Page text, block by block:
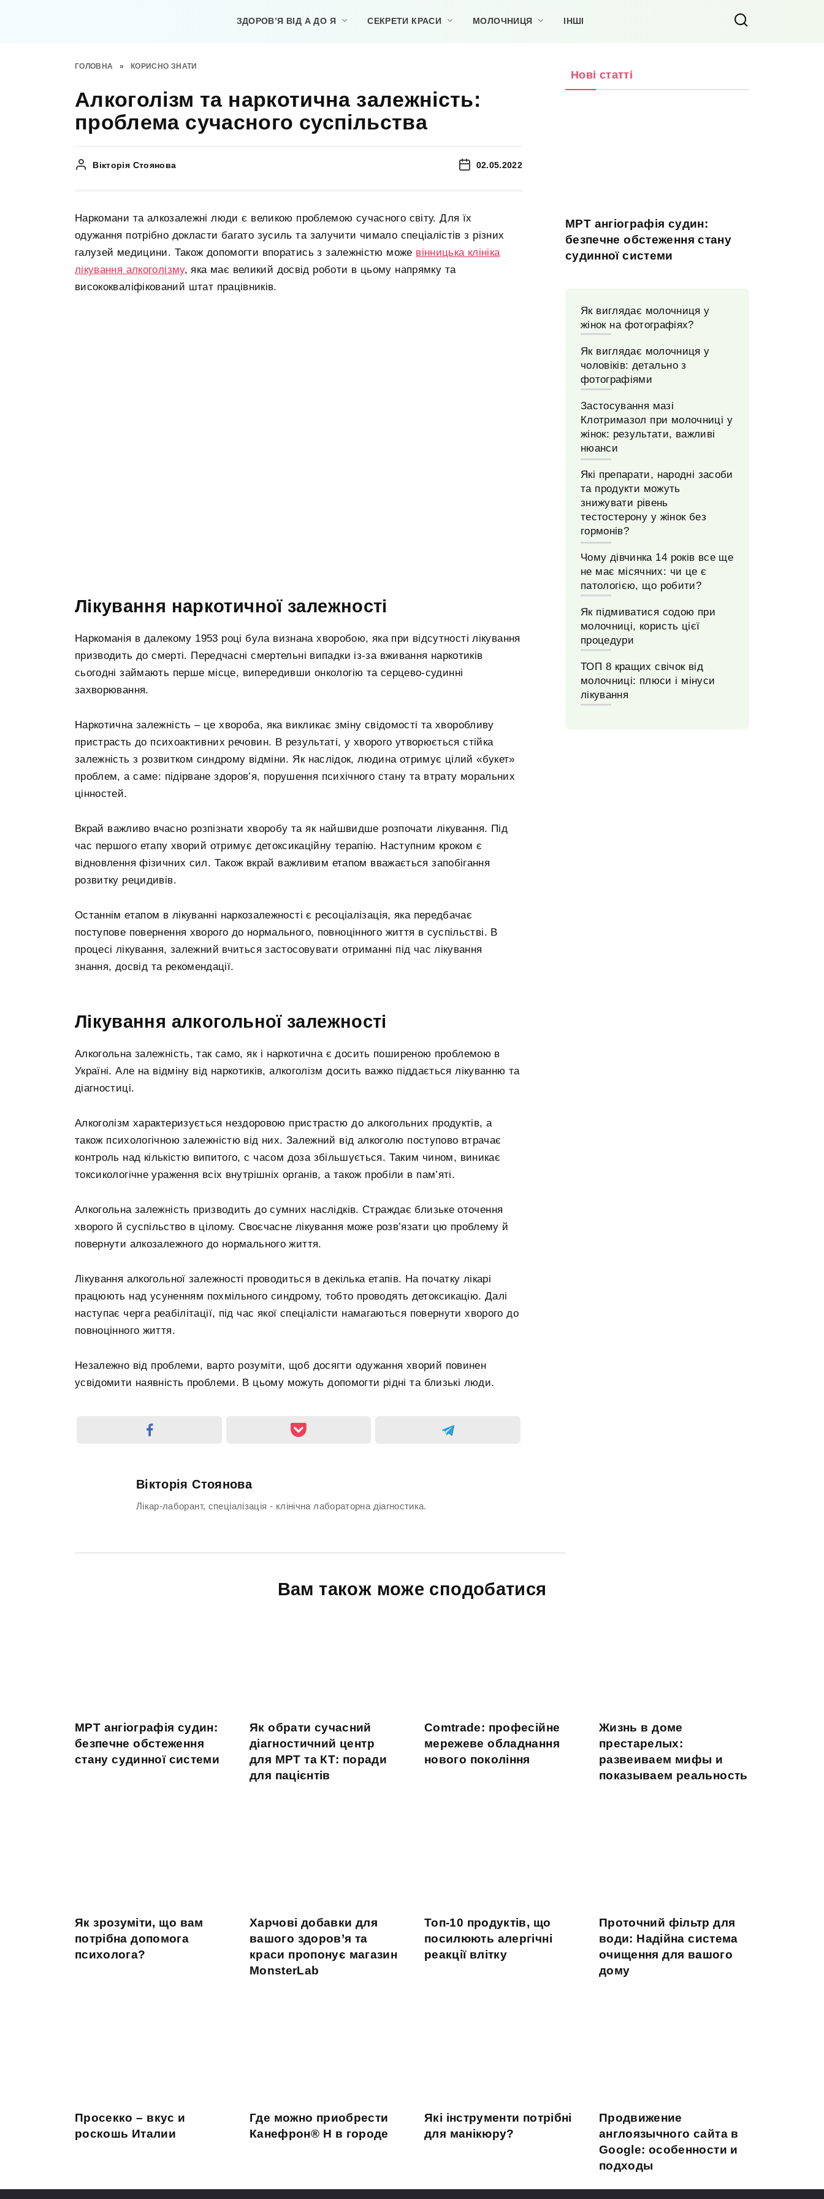
ЗДОРОВ’Я ВІД А ДО Я СЕКРЕТИ КРАСИ МОЛОЧНИЦЯ ІНШІ
ГОЛОВНА » КОРИСНО ЗНАТИ
Алкоголізм та наркотична залежність:
проблема сучасного суспільства
Вікторія Стоянова 02.05.2022
Наркомани та алкозалежні люди є великою проблемою сучасного світу. Для їх
одужання потрібно докласти багато зусиль та залучити чимало спеціалістів з різних
галузей медицини. Також допомогти впоратись з залежністю може вінницька клініка
лікування алкоголізму, яка має великий досвід роботи в цьому напрямку та
висококваліфікований штат працівників.
Лікування наркотичної залежності
Наркоманія в далекому 1953 році була визнана хворобою, яка при відсутності лікування
призводить до смерті. Передчасні смертельні випадки із-за вживання наркотиків
сьогодні займають перше місце, випередивши онкологію та серцево-судинні
захворювання.
Наркотична залежність – це хвороба, яка викликає зміну свідомості та хворобливу
пристрасть до психоактивних речовин. В результаті, у хворого утворюється стійка
залежність з розвитком синдрому відміни. Як наслідок, людина отримує цілий «букет»
проблем, а саме: підірване здоров’я, порушення психічного стану та втрату моральних
цінностей.
Вкрай важливо вчасно розпізнати хворобу та як найшвидше розпочати лікування. Під
час першого етапу хворий отримує детоксикаційну терапію. Наступним кроком є
відновлення фізичних сил. Також вкрай важливим етапом вважається запобігання
розвитку рецидивів.
Останнім етапом в лікуванні наркозалежності є ресоціалізація, яка передбачає
поступове повернення хворого до нормального, повноцінного життя в суспільстві. В
процесі лікування, залежний вчиться застосовувати отриманні під час лікування
знання, досвід та рекомендації.
Лікування алкогольної залежності
Алкогольна залежність, так само, як і наркотична є досить поширеною проблемою в
Україні. Але на відміну від наркотиків, алкоголізм досить важко піддається лікуванню та
діагностиці.
Алкоголізм характеризується нездоровою пристрастю до алкогольних продуктів, а
також психологічною залежністю від них. Залежний від алкоголю поступово втрачає
контроль над кількістю випитого, с часом доза збільшується. Таким чином, виникає
токсикологічне ураження всіх внутрішніх органів, а також пробіли в пам’яті.
Алкогольна залежність призводить до сумних наслідків. Страждає близьке оточення
хворого й суспільство в цілому. Своєчасне лікування може розв’язати цю проблему й
повернути алкозалежного до нормального життя.
Лікування алкогольної залежності проводиться в декілька етапів. На початку лікарі
працюють над усуненням похмільного синдрому, тобто проводять детоксикацію. Далі
наступає черга реабілітації, під час якої спеціалісти намагаються повернути хворого до
повноцінного життя.
Незалежно від проблеми, варто розуміти, щоб досягти одужання хворий повинен
усвідомити наявність проблеми. В цьому можуть допомогти рідні та близькі люди.
Вікторія Стоянова
Лікар-лаборант, спеціалізація - клінічна лабораторна діагностика.
Нові статті
МРТ ангіографія судин:
безпечне обстеження стану
судинної системи
Як виглядає молочниця у
жінок на фотографіях?
Як виглядає молочниця у
чоловіків: детально з
фотографіями
Застосування мазі
Клотримазол при молочниці у
жінок: результати, важливі
нюанси
Які препарати, народні засоби
та продукти можуть
знижувати рівень
тестостерону у жінок без
гормонів?
Чому дівчинка 14 років все ще
не має місячних: чи це є
патологією, що робити?
Як підмиватися содою при
молочниці, користь цієї
процедури
ТОП 8 кращих свічок від
молочниці: плюси і мінуси
лікування
Вам також може сподобатися
МРТ ангіографія судин:
безпечне обстеження
стану судинної системи
Як обрати сучасний
діагностичний центр
для МРТ та КТ: поради
для пацієнтів
Comtrade: професійне
мережеве обладнання
нового покоління
Жизнь в доме
престарелых:
развеиваем мифы и
показываем реальность
Як зрозуміти, що вам
потрібна допомога
психолога?
Харчові добавки для
вашого здоров’я та
краси пропонує магазин
MonsterLab
Топ-10 продуктів, що
посилюють алергічні
реакції влітку
Проточний фільтр для
води: Надійна система
очищення для вашого
дому
Просекко – вкус и
роскошь Италии
Где можно приобрести
Канефрон® Н в городе
Які інструменти потрібні
для манікюру?
Продвижение
англоязычного сайта в
Google: особенности и
подходы